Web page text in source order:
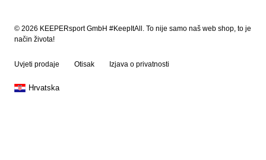
© 2026 KEEPERsport GmbH #KeepItAll. To nije samo naš web shop, to je
način života!
Uvjeti prodaje Otisak Izjava o privatnosti
Hrvatska